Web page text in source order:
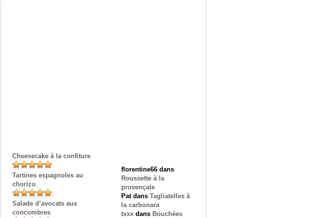
Cheesecake à la confiture
Tartines espagnoles au
chorizo
Salade d’avocats aux
concombres
florentine66 dans
Roussette à la
provençale
Patdans Tagliatelles à
la carbonara
txxx dans Bouchées